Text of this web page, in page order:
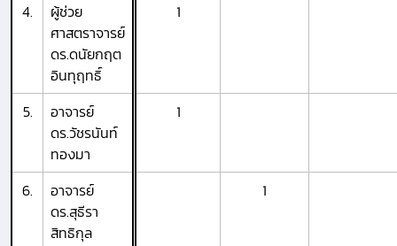
4.
ผู้ช่วย
ศาสตราจารย์
ดร.ดนัยกฤต
อินทุฤทธิ์
1
5.
อาจารย์
ดร.วัชรนันท์
ทองมา
1
6.
อาจารย์
ดร.สุธีรา
สิทธิกุล
1